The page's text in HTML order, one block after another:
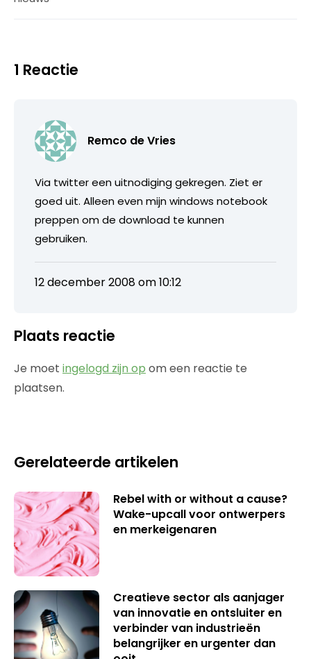
1 Reactie
Remco de Vries
Via twitter een uitnodiging gekregen. Ziet er
goed uit. Alleen even mijn windows notebook
preppen om de download te kunnen
gebruiken.
12 december 2008 om 10:12
Plaats reactie
Je moet ingelogd zijn op om een reactie te
plaatsen.
Gerelateerde artikelen
Rebel with or without a cause?
Wake-upcall voor ontwerpers
en merkeigenaren
Creatieve sector als aanjager
van innovatie en ontsluiter en
verbinder van industrieën
belangrijker en urgenter dan